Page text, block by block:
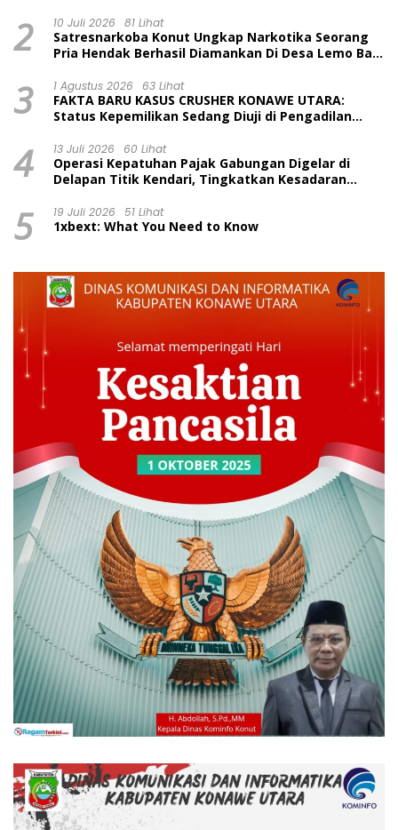
2 10 Juli 2026 81 Lihat
Satresnarkoba Konut Ungkap Narkotika Seorang
Pria Hendak Berhasil Diamankan Di Desa Lemo Bajo
3 1 Agustus 2026 63 Lihat
FAKTA BARU KASUS CRUSHER KONAWE UTARA:
Status Kepemilikan Sedang Diuji di Pengadilan
Dinilai Prematur
4 13 Juli 2026 60 Lihat
Operasi Kepatuhan Pajak Gabungan Digelar di
Delapan Titik Kendari, Tingkatkan Kesadaran
5 19 Juli 2026 51 Lihat
1xbext: What You Need to Know